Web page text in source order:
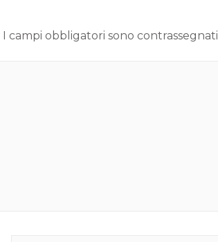
I campi obbligatori sono contrassegnati